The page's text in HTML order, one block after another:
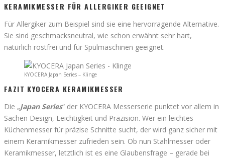
KERAMIKMESSER FÜR ALLERGIKER GEEIGNET
Für Allergiker zum Beispiel sind sie eine hervorragende Alternative.
Sie sind geschmacksneutral, wie schon erwähnt sehr hart,
natürlich rostfrei und für Spülmaschinen geeignet.
KYOCERA Japan Series – Klinge
FAZIT KYOCERA KERAMIKMESSER
Die „Japan Series“ der KYOCERA Messerserie punktet vor allem in
Sachen Design, Leichtigkeit und Präzision. Wer ein leichtes
Küchenmesser für präzise Schnitte sucht, der wird ganz sicher mit
einem Keramikmesser zufrieden sein. Ob nun Stahlmesser oder
Keramikmesser, letztlich ist es eine Glaubensfrage – gerade bei